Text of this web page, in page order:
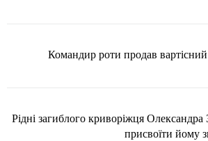
Командир роти продав
Рідні загиблого криворіжця Олександра
присвоїти йому